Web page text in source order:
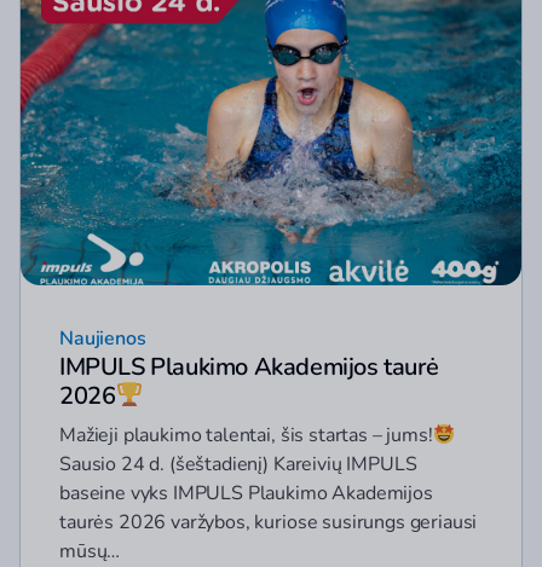
Naujienos
IMPULS Plaukimo Akademijos taurė
2026
Mažieji plaukimo talentai, šis startas – jums!
Sausio 24 d. (šeštadienį) Kareivių IMPULS
baseine vyks IMPULS Plaukimo Akademijos
taurės 2026 varžybos, kuriose susirungs geriausi
mūsų…